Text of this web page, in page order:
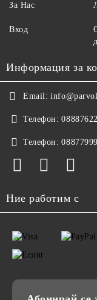
За Нас
Вход
Информация за
Email:
Телефон:
Телефон:
Ние работим с